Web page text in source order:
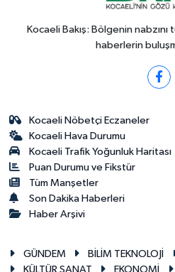
Kocaeli Bakış: Bölgenin
haberlerin
Kocaeli Nöbetçi Eczaneler
Kocaeli Hava Durumu
Kocaeli Trafik Yoğunluk Haritası
Puan Durumu ve Fikstür
Tüm Manşetler
Son Dakika Haberleri
Haber Arşivi
GÜNDEM BİLİM TEKNOLOJİ
KÜLTÜR SANAT
EKONOMİ